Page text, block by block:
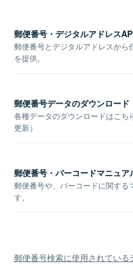
郵便番号・デジタルアドレス
郵便番号とデジタルアドレスから
を提供。
郵便番号データのダウンロード
各種データのダウンロードはこち
更新）
郵便番号・バーコードマニュア
郵便番号や、バーコードに関する
す。
郵便番号検索に使用されている